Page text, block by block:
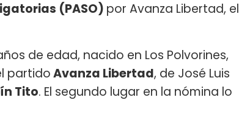
(PASO) por Avanza Libertad, el
de edad, nacido en Los Polvorines,
partidoAvanza Libertad, de José Luis
Tito. El segundo lugar en la nómina lo